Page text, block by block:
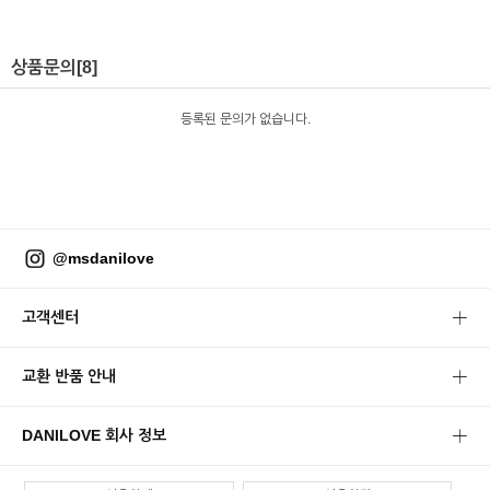
상품문의 [8]
등록된 문의가 없습니다.
@msdanilove
고객센터
교환 반품 안내
DANILOVE 회사 정보